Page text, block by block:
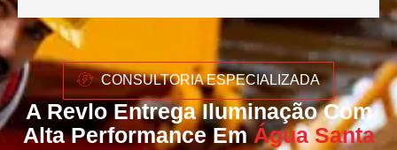
CONSULTORIA ESPECIALIZADA
A Revlo Entrega Iluminação Com
Alta Performance EmÁgua Santa